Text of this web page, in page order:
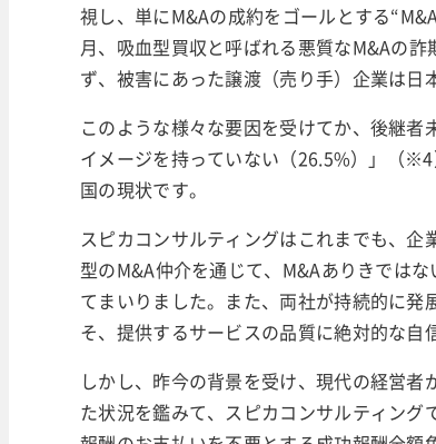
視し、単にM&Aの成約をゴールとする
月、吸血型買収と呼ばれる悪質なM&Aの
ず、被害にあった譲渡（売り手）企業は日
このような様々な要因を受けてか、後継
イメージを持っていない（26.5%）」（
国の現状です。
スピカコンサルティングはこれまでも、
型のM&A仲介を通じて、M&Aありきでは
てまいりました。また、両社が持続的に
そ、提供するサービスの品質に絶対的な自
しかし、昨今の背景を受け、現代の経営
た状況を鑑みて、スピカコンサルティン